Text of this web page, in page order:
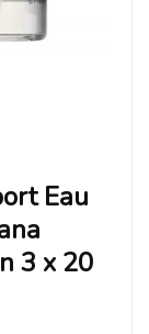
Eau
3 x 20